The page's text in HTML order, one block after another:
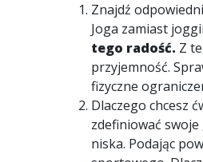
Znajdź
Joga zamiast
tego radość. Z
przyjemność.
fizyczne
Dlaczego chcesz
zdefiniować
niska. Podając